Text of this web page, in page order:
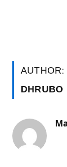
AUTHOR:
DHRUBO